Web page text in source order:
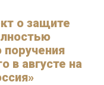
о защите
в августе на